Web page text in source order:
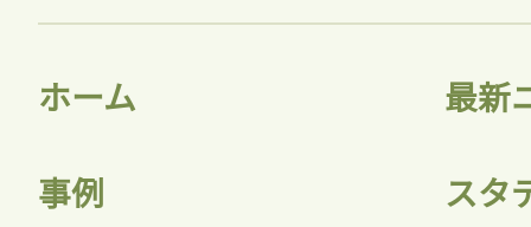
ホーム 最新
事例 スタ